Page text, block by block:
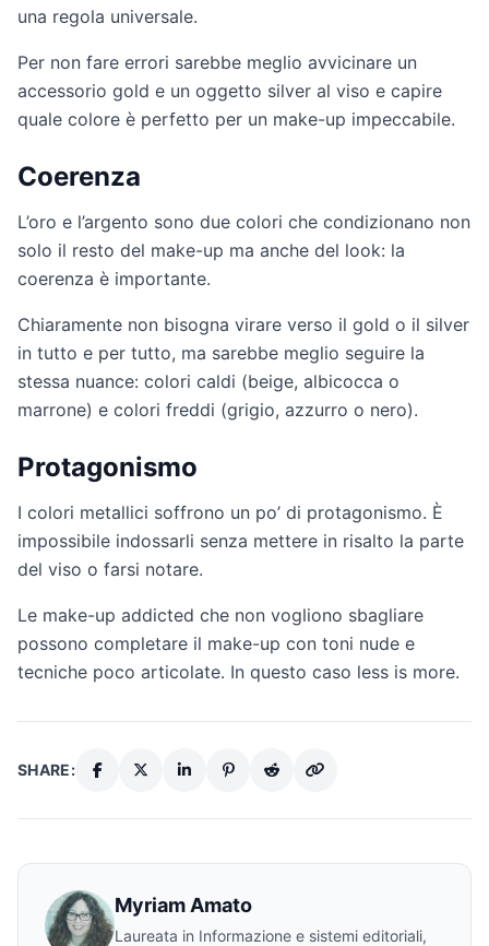
una regola universale.
Per non fare errori sarebbe meglio avvicinare un
accessorio gold e un oggetto silver al viso e capire
quale colore è perfetto per un make-up impeccabile.
Coerenza
L’oro e l’argento sono due colori che condizionano non
solo il resto del make-up ma anche del look: la
coerenza è importante.
Chiaramente non bisogna virare verso il gold o il silver
in tutto e per tutto, ma sarebbe meglio seguire la
stessa nuance: colori caldi (beige, albicocca o
marrone) e colori freddi (grigio, azzurro o nero).
Protagonismo
I colori metallici soffrono un po’ di protagonismo. È
impossibile indossarli senza mettere in risalto la parte
del viso o farsi notare.
Le make-up addicted che non vogliono sbagliare
possono completare il make-up con toni nude e
tecniche poco articolate. In questo caso less is more.
SHARE:
Myriam Amato
Laureata in Informazione e sistemi editoriali,